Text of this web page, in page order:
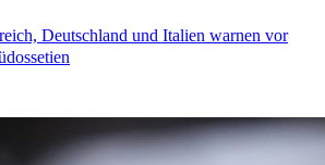
Deutschland und Italien warnen vor